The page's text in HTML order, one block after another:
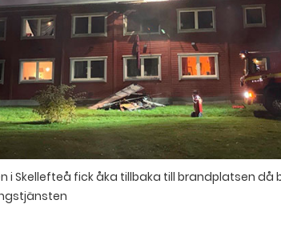
i Skellefteå fick åka tillbaka till brandplatsen då